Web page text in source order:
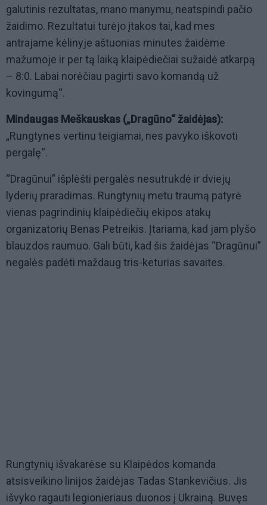
galutinis rezultatas, mano manymu, neatspindi pačio
žaidimo. Rezultatui turėjo įtakos tai, kad mes
antrajame kėlinyje aštuonias minutes žaidėme
mažumoje ir per tą laiką klaipėdiečiai sužaidė atkarpą
– 8:0. Labai norėčiau pagirti savo komandą už
kovingumą“.
Mindaugas Meškauskas („Dragūno“ žaidėjas):
„Rungtynes vertinu teigiamai, nes pavyko iškovoti
pergalę“.
“Dragūnui” išplėšti pergalės nesutrukdė ir dviejų
lyderių praradimas. Rungtynių metu traumą patyrė
vienas pagrindinių klaipėdiečių ekipos atakų
organizatorių Benas Petreikis. Įtariama, kad jam plyšo
blauzdos raumuo. Gali būti, kad šis žaidėjas “Dragūnui”
negalės padėti maždaug tris-keturias savaites.
Rungtynių išvakarėse su Klaipėdos komanda
atsisveikino linijos žaidėjas Tadas Stankevičius. Jis
išvyko ragauti legionieriaus duonos į Ukrainą. Buvęs